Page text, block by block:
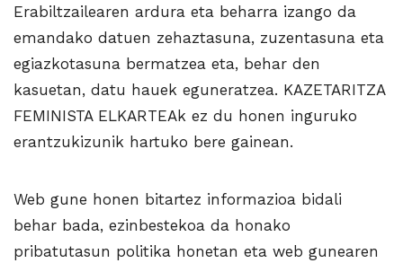
Erabiltzailearen ardura eta beharra izango da
emandako datuen zehaztasuna, zuzentasuna eta
egiazkotasuna bermatzea eta, behar den
kasuetan, datu hauek eguneratzea. KAZETARITZA
FEMINISTA ELKARTEAk ez du honen inguruko
erantzukizunik hartuko bere gainean.
Web gune honen bitartez informazioa bidali
behar bada, ezinbestekoa da honako
pribatutasun politika honetan eta web gunearen